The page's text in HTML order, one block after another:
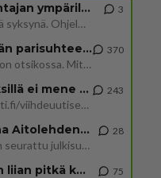
Uuden TTK-juontajan ympärillä epätietoisuus sakenee - Nyt MTV hämmentää soppaa
TTK tulee taas tänä syksynä. Ohjelman uudet tähtioppilaat julkistetaan torstaina 6. elokuuta klo 14 alkavassa lehdistö
3
Mitä tuot pöytään parisuhteessa?
Siinäpä se kysymys on otsikossa. Mitäpä siis tuot/toisit pöytään parisuhteessa? Oletko mies vai nainen? Koetko sen mitä
370
Martinan bisneksillä ei mene hyvin
https://www.iltalehti.fi/viihdeuutiset/a/c46da6ab-340f-4790-aaa7-0865eed2336 Yrityksen konkurssihakemus on tullut kärä
243
Tiesitkö? Martina Aitolehden isäpuoli on tämä suosittu laulaja
Martina Aitolehti on seurattu julkisuuden henkilö. Lähipiiriin mahtuu muitakin tunnettuja henkilöitä. Tiesitkö, että Ma
28
2 km on nykyään liian pitkä koulumatka 75